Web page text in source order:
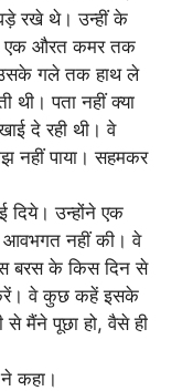
रखे थे। उन्हीं के
एक औरत कमर तक
उसके गले तक हाथ ले
थी। पता नहीं क्या
दे रही थी। वे
नहीं पाया। सहमकर
दिये। उन्होंने एक
आवभगत नहीं की। वे
बरस के किस दिन से
वे कुछ कहें इसके
से मैंने पूछा हो, वैसे ही
कहा।